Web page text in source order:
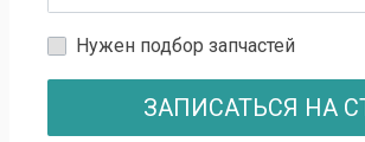
Нужен подбор запчастей
ЗАПИСАТЬСЯ НА